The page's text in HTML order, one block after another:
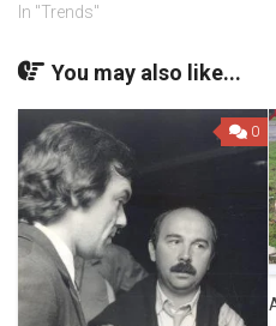
In "Trends"
You may also like...
0